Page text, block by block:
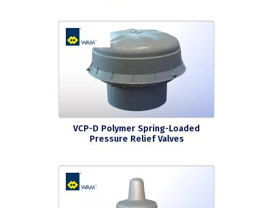
VCP-D Polymer Spring-Loaded
Pressure Relief Valves